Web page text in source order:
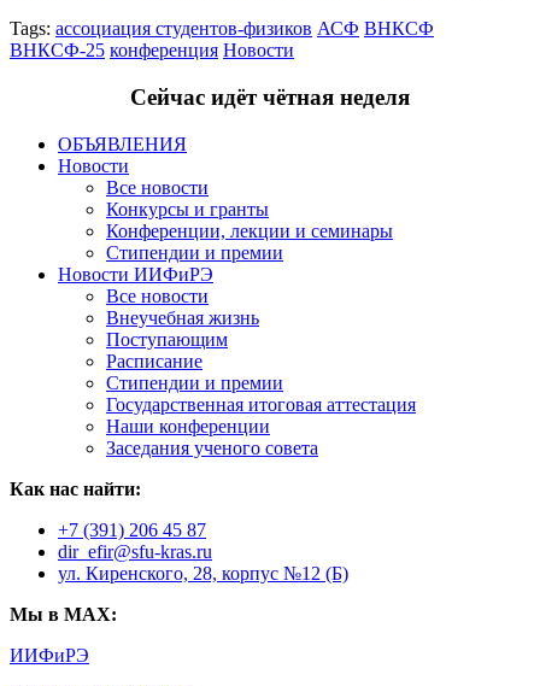
Tags: ассоциация студентов-физиков АСФ ВНКСФ
ВНКСФ-25 конференция Новости
Сейчас идёт чётная неделя
ОБЪЯВЛЕНИЯ
Новости
Все новости
Конкурсы и гранты
Конференции, лекции и семинары
Стипендии и премии
Новости ИИФиРЭ
Все новости
Внеучебная жизнь
Поступающим
Расписание
Стипендии и премии
Государственная итоговая аттестация
Наши конференции
Заседания ученого совета
Как нас найти:
+7 (391) 206 45 87
dir_efir@sfu-kras.ru
ул. Киренского, 28, корпус №12 (Б)
Мы в MAX:
ИИФиРЭ